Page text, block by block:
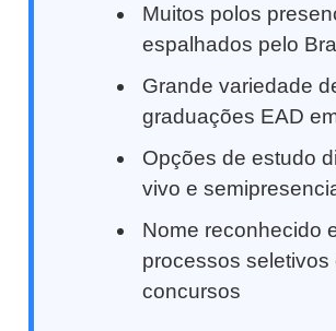
Muitos polos
espalhados pelo
Grande variedade
graduações EAD
Opções de estudo
vivo e
Nome reconhecido
processos seletivos
concursos